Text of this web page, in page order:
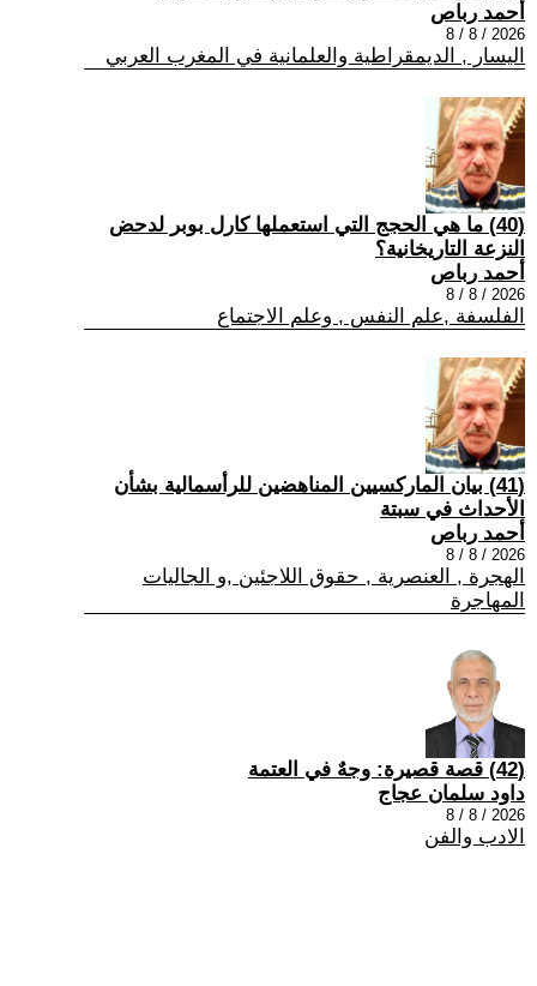
أحمد رباص
2026 / 8 / 8
اليسار , الديمقراطية والعلمانية في المغرب العربي
(40) ما هي الحجج التي استعملها كارل بوبر لدحض
النزعة التاريخانية؟
أحمد رباص
2026 / 8 / 8
الفلسفة ,علم النفس , وعلم الاجتماع
(41) بيان الماركسيين المناهضين للرأسمالية بشأن
الأحداث في سبتة
أحمد رباص
2026 / 8 / 8
الهجرة , العنصرية , حقوق اللاجئين ,و الجاليات
المهاجرة
(42) قصة قصيرة: وجهٌ في العتمة
داود سلمان عجاج
2026 / 8 / 8
الادب والفن